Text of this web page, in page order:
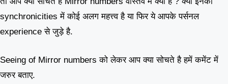
synchronicities में कोई अलग महत्त्व है या फिर ये आपके पर्सनल
experience से जुड़े है.
Seeing of Mirror numbers को लेकर आप क्या सोचते है हमें कमेंट में
जरुर बताए.